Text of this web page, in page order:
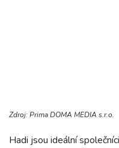
Zdroj: Prima DOMA MEDIA s.r.o.
Hadi jsou ideální